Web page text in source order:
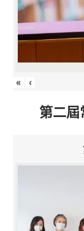
« ‹
第二